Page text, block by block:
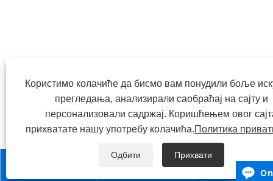

Користимо колачиће да бисмо вам понудили боље
прегледања, анализирали саобраћај на сајту и
персонализовали садржај. Коришћењем овог
прихватате нашу употребу колачића.Политика
Одбити Прихвати